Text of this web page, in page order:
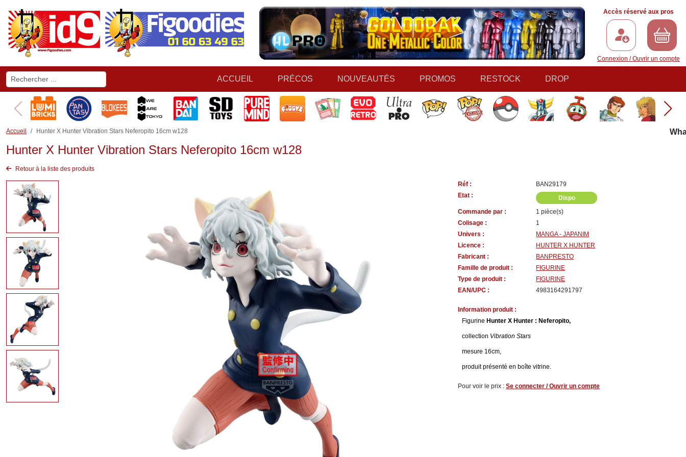
Accès réservé aux pros
Connexion / Ouvrir un compte
ACCUEIL PRÉCOS NOUVEAUTÉS PROMOS RESTOCK DROP
Accueil Hunter X Hunter Vibration Stars Neferopito 16cm w128 What
Hunter X Hunter Vibration Stars Neferopito 16cm w128
Retour à la liste des produits
Réf :
BAN29179
Etat :
Dispo
Commande par :
1 pièce(s)
Colisage :
1
Univers :
MANGA - JAPANIM
Licence :
HUNTER X HUNTER
Fabricant :
BANPRESTO
Famille de produit :
FIGURINE
Type de produit :
FIGURINE
EAN/UPC :
4983164291797
Information produit :
Figurine Hunter X Hunter : Neferopito,
collection Vibration Stars
mesure 16cm,
produit présenté en boîte vitrine.
Pour voir le prix :Se connecter / Ouvrir un compte